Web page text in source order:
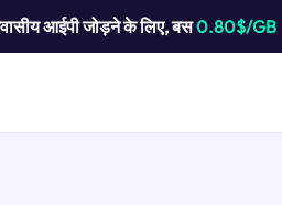
आईपी जोड़ने के लिए, बस0.80$/GB